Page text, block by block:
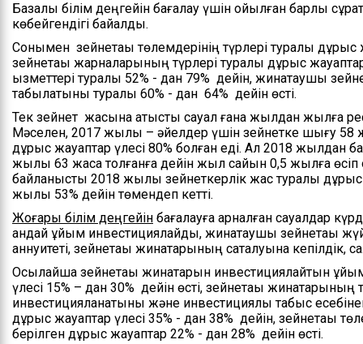
Базалық білім деңгейін бағалау үшін қойылған барлық
көбейгендігі байқалды.
Сонымен зейнетақы төлемдерінің түрлері туралы
зейнетақы жарналарының түрлері туралы дұрыс
қызметтері туралы 52% - дан 79% дейін, жинақтаушы
табылатыны туралы 60% - дан 64% дейін өсті.
Тек зейнет жасына қатысты сауал ғана жылдан жылға
Мәселен, 2017 жылы – әйелдер үшін зейнетке шығу 58
дұрыс жауаптар үлесі 80% болған еді. Ал 2018 жылдан
жылы 63 жасқа толғанға дейін жыл сайын 0,5 жылға
байланысты 2018 жылы зейнеткерлік жас туралы дұрыс
жылы 53% дейін төмендеп кетті.
Жоғары білім деңгейін бағалауға арналған сауалдар
қандай ұйым инвестициялайды, жинақтаушы зейнетақы
аннуитеті, зейнетақы жинақтарының сақталуына кепілдік,
Осылайша зейнетақы жинақтарын инвестициялайтын
үлесі 15% – дан 30% дейін өсті, зейнетақы жинақтарының
инвестицияланатыны және инвестициялық табыс есебінен
дұрыс жауаптар үлесі 35% - дан 38% дейін, зейнетақы
берілген дұрыс жауаптар 22% - дан 28% дейін өсті.